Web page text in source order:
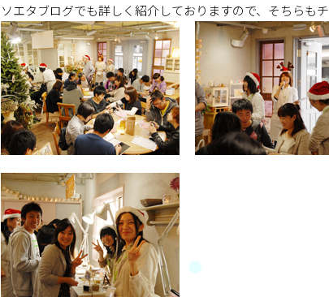
ソエタブログでも詳しく紹介しておりますので、そちらも